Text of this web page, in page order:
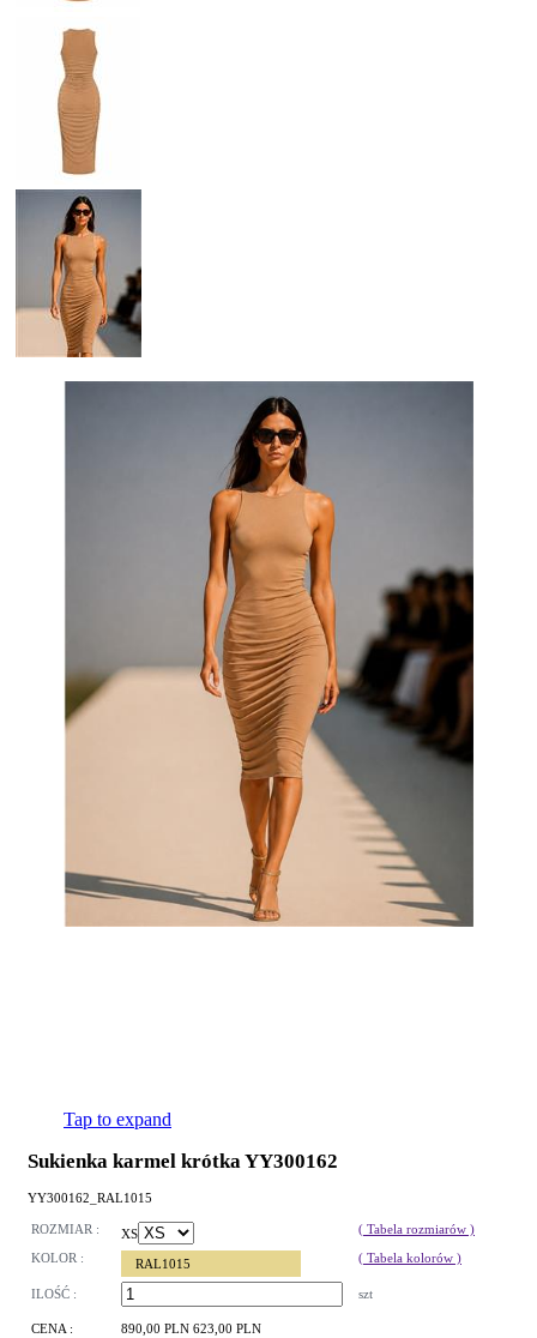
Tap to expand
Sukienka karmel krótka YY300162
YY300162_RAL1015
ROZMIAR : XS
( Tabela rozmiarów )
KOLOR :
RAL1015 ( Tabela kolorów )
ILOŚĆ : szt
CENA : 890,00 PLN 623,00 PLN